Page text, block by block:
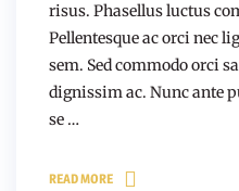
risus. Phasellus luctus
Pellentesque ac orci nec
sem. Sed commodo orci
dignissim ac. Nunc ante
se …
READ MORE